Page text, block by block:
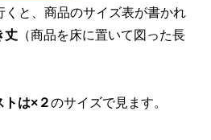
くと、商品のサイズ表が書かれ
丈 （商品を床に置いて図った長
トは×２のサイズで見ます。